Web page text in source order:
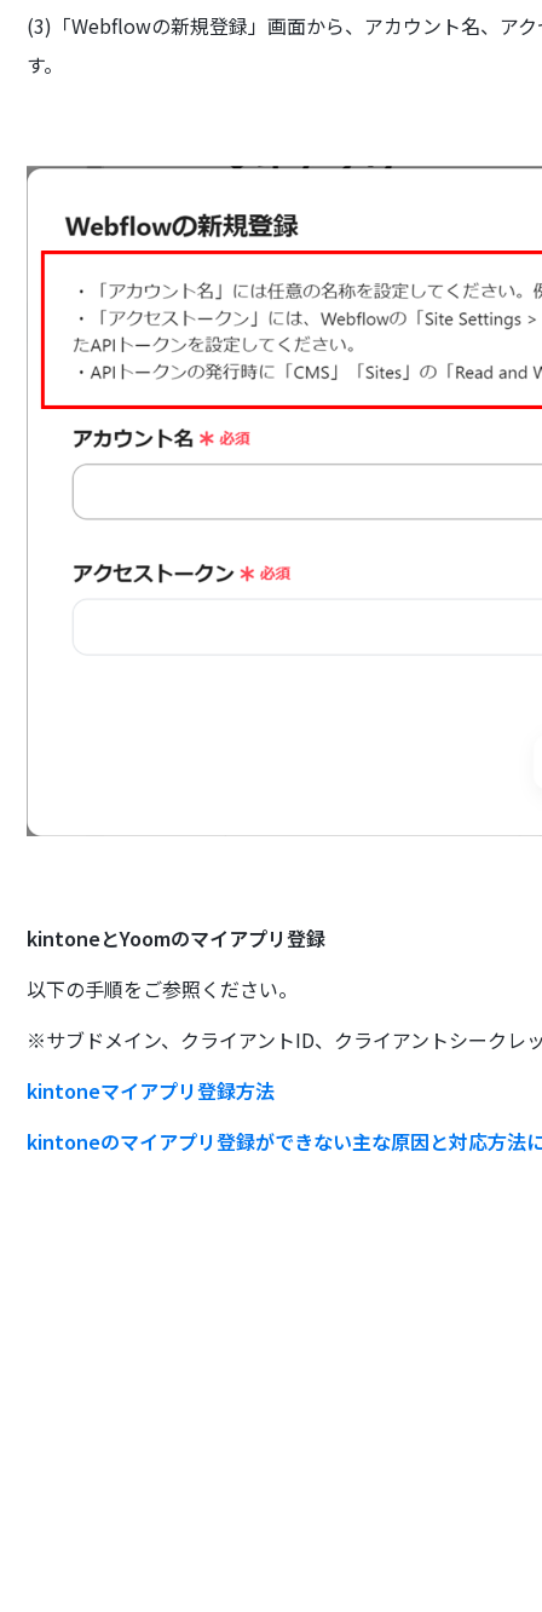
(3)「Webflowの新規登録」画面から、アカウント名、ア
す。
kintoneとYoomのマイアプリ登録
以下の手順をご参照ください。
※サブドメイン、クライアントID、クライアントシークレ
kintoneマイアプリ登録方法
kintoneのマイアプリ登録ができない主な原因と対応方法